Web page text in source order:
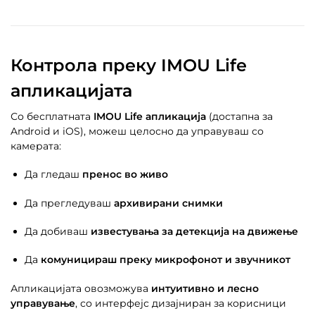
Контрола преку IMOU Life
апликацијата
Со бесплатната IMOU Life апликација (достапна за
Android и iOS), можеш целосно да управуваш со
камерата:
Да гледаш пренос во живо
Да прегледуваш архивирани снимки
Да добиваш известувања за детекција на движење
Да комуницираш преку микрофонот и звучникот
Апликацијата овозможува интуитивно и лесно
управување, со интерфејс дизајниран за корисници